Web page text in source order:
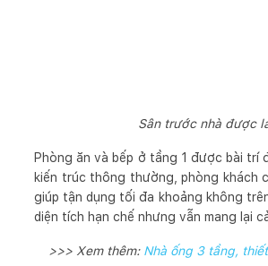
Sân trước nhà được
Phòng ăn và bếp ở tầng 1 được bài trí
kiến trúc thông thường, phòng khách
giúp tận dụng tối đa khoảng không
diện tích hạn chế nhưng vẫn mang lại
>>> Xem thêm: Nhà ống 3 tầng,